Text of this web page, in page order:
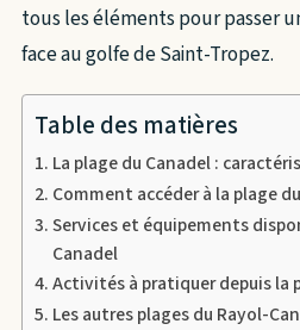
tous les éléments pour passer
face au golfe de Saint-Tropez.
Table des matières
La plage du Canadel :
Comment accéder à la plage
Services et équipements
Canadel
Activités à pratiquer depuis la
Les autres plages du Rayol-